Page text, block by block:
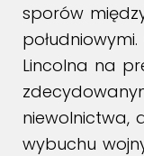
sporów
Lincolna na
niewolnictwa,
wybuchu